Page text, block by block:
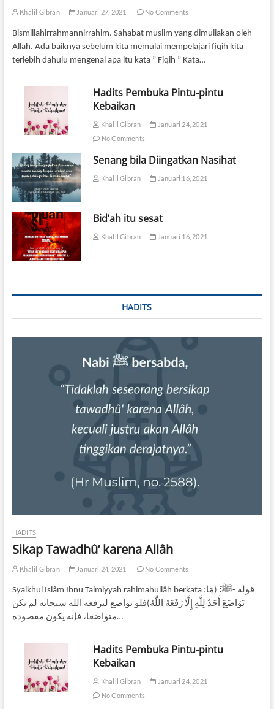
Khalil Gibran Januari 27, 2021 No Comments
Bismillahirrahmannirrahim. Sahabat muslim yang dimuliakan oleh
Allah. Ada baiknya sebelum kita memulai mempelajari fiqih kita
terlebih dahulu mengenal apa itu kata ” Fiqih ” Kata…
Hadits Pembuka Pintu-pintu
Kebaikan
Khalil Gibran
Januari 24, 2021
No Comments
Senang bila Diingatkan Nasihat
Khalil Gibran Januari 16, 2021
Bid’ah itu sesat
Khalil Gibran Januari 16, 2021
HADITS
HADITS
Sikap Tawadhû’ karena Allâh
Khalil Gibran Januari 24, 2021 No Comments
Syaikhul Islâm Ibnu Taimiyyah rahimahullâh berkata :ﻗﻮﻟﻪ -ﷺ:َ (ﻣَﺎ
ﺗَﻮَﺍﺿَﻊَ ﺃَﺣَﺪٌ ﻟِﻠَّﻪِ ﺇِﻟَّﺎ ﺭَﻓَﻌَﻪُ ﺍﻟﻠَّﻪُ)ﻓﻠﻮ ﺗﻮﺍﺿﻊ ﻟﻴﺮﻓﻌﻪ ﺍﻟﻠﻪ ﺳﺒﺤﺎﻧﻪ ﻟﻢ ﻳﻜﻦ
ﻣﺘﻮﺍﺿﻌﺎ، ﻓﺈﻧﻪ ﻳﻜﻮﻥ ﻣﻘﺼﻮﺩﻩ…
Hadits Pembuka Pintu-pintu
Kebaikan
Khalil Gibran
Januari 24, 2021
No Comments